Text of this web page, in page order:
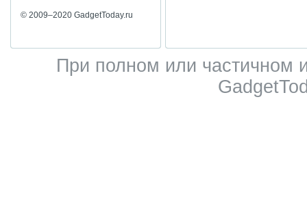
© 2009–2020 GadgetToday.ru
При полном или частичном